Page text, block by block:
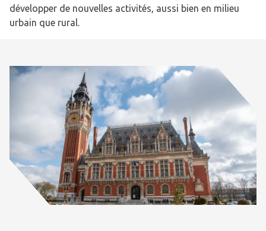
développer de nouvelles activités, aussi bien en milieu
urbain que rural.